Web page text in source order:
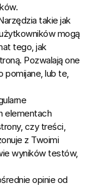
takie jak
mogą
tego, jak
Pozwalają one
lub te,
elementach
czy treści,
z Twoimi
wyników testów,
opinie od